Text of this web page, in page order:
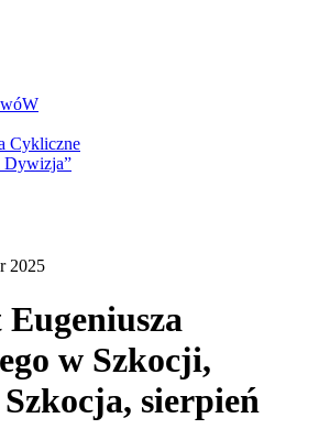
Cykliczne
Dywizja”
2025
w Szkocji,
sierpień